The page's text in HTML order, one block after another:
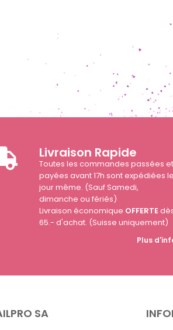
Livraison Rapide
Toutes les commandes passées
payées avant 17h sont expédiées
jour même. (Sauf Samedi,
dimanche ou fériés)
Livraison économique OFFERTE
65.- d'achat. (Suisse uniquement)
Plus
SA